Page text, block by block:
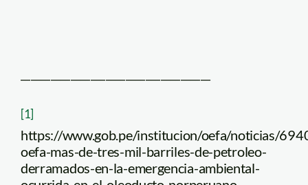
[1]
https://www.gob.pe/institucion/oefa/noticias/
oefa-mas-de-tres-mil-barriles-de-petroleo-
derramados-en-la-emergencia-ambiental-